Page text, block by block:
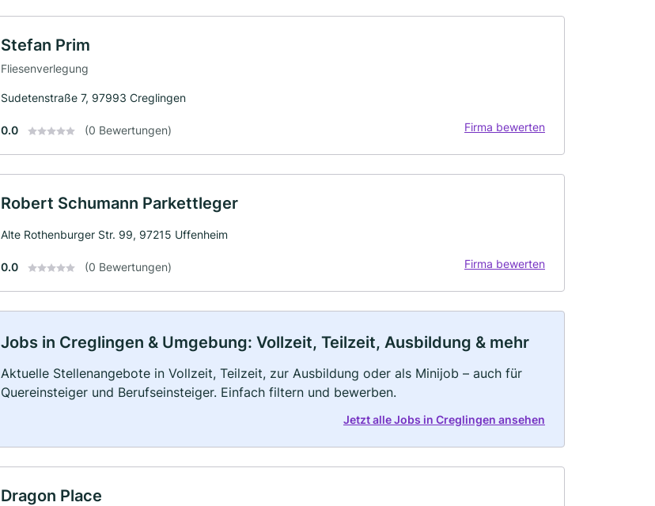
Stefan Prim
Fliesenverlegung
Sudetenstraße 7, 97993 Creglingen
0.0 (0 Bewertungen) Firma bewerten
Robert Schumann Parkettleger
Alte Rothenburger Str. 99, 97215 Uffenheim
0.0 (0 Bewertungen) Firma bewerten
Jobs in Creglingen & Umgebung: Vollzeit, Teilzeit, Ausbildung & mehr
Aktuelle Stellenangebote in Vollzeit, Teilzeit, zur Ausbildung oder als Minijob – auch für
Quereinsteiger und Berufseinsteiger. Einfach filtern und bewerben.
Jetzt alle Jobs in Creglingen ansehen
Dragon Place